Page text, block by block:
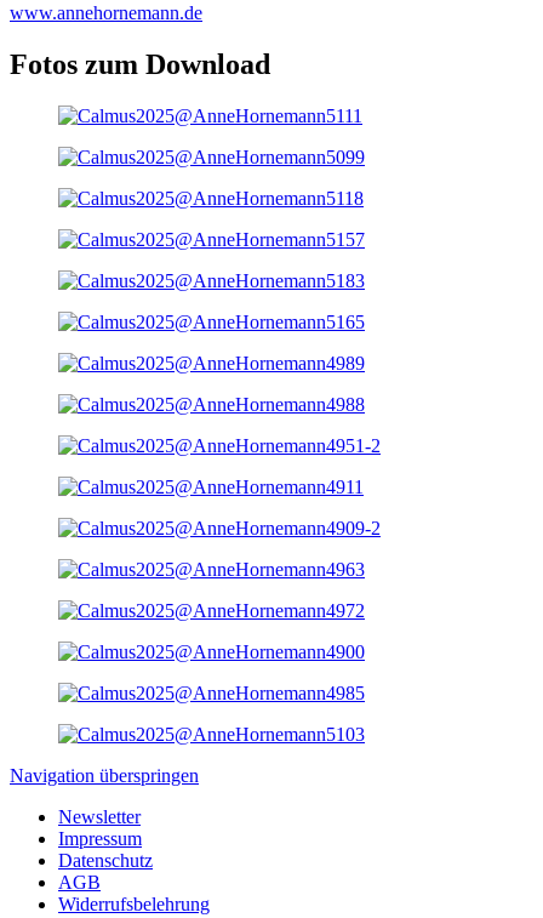
www.annehornemann.de
Fotos zum Download
Navigation überspringen
Newsletter
Impressum
Datenschutz
AGB
Widerrufsbelehrung